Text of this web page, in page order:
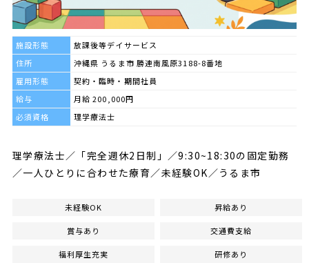
施設形態
放課後等デイサービス
住所
沖縄県 うるま市 勝連南風原3188-8番地
雇用形態
契約・臨時・期間社員
給与
月給 200,000円
必須資格
理学療法士
理学療法士／「完全週休2日制」／9:30~18:30の固定勤務
／一人ひとりに合わせた療育／未経験OK／うるま市
未経験OK 昇給あり
賞与あり 交通費支給
福利厚生充実 研修あり